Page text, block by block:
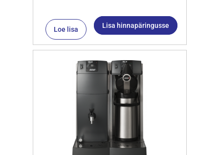
Loe lisa Lisa hinnapäringusse